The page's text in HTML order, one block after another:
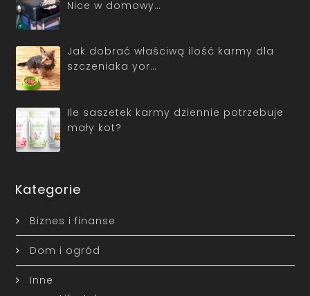
Nice w domowy…
Jak dobrać właściwą ilość karmy dla
szczeniaka yor…
Ile saszetek karmy dziennie potrzebuje
mały kot?
Kategorie
Biznes i finanse
Dom i ogród
Inne